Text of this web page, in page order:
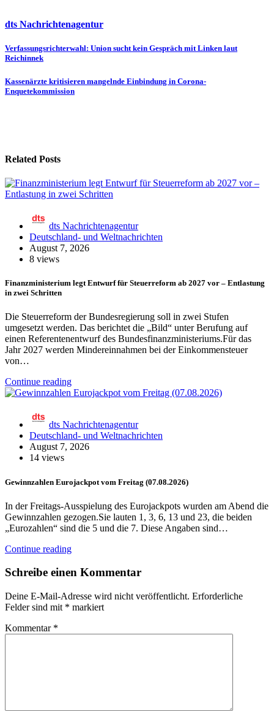
dts Nachrichtenagentur
Beitragsnavigation
Verfassungsrichterwahl: Union sucht kein Gespräch mit Linken laut
Reichinnek
Kassenärzte kritisieren mangelnde Einbindung in Corona-
Enquetekommission
Related Posts
dts Nachrichtenagentur
Deutschland- und Weltnachrichten
August 7, 2026
8 views
Finanzministerium legt Entwurf für Steuerreform ab 2027 vor – Entlastung
in zwei Schritten
Die Steuerreform der Bundesregierung soll in zwei Stufen
umgesetzt werden. Das berichtet die „Bild“ unter Berufung auf
einen Referentenentwurf des Bundesfinanzministeriums.Für das
Jahr 2027 werden Mindereinnahmen bei der Einkommensteuer
von…
Continue reading
dts Nachrichtenagentur
Deutschland- und Weltnachrichten
August 7, 2026
14 views
Gewinnzahlen Eurojackpot vom Freitag (07.08.2026)
In der Freitags-Ausspielung des Eurojackpots wurden am Abend die
Gewinnzahlen gezogen.Sie lauten 1, 3, 6, 13 und 23, die beiden
„Eurozahlen“ sind die 5 und die 7. Diese Angaben sind…
Continue reading
Schreibe einen Kommentar
Deine E-Mail-Adresse wird nicht veröffentlicht. Erforderliche
Felder sind mit * markiert
Kommentar *